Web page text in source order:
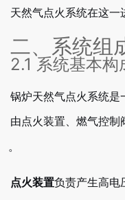
天然气点火系统在这一
二、系统组
2.1 系统基本构
锅炉天然气点火系统是
由点火装置、燃气控
。
点火装置负责产生高电